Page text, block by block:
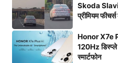
Skoda
प्रीमियम
Honor X7e
120Hz
स्मार्टफोन